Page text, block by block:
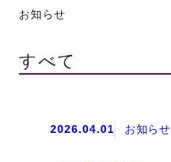
お知らせ
すべて
2026.04.01 お知らせ